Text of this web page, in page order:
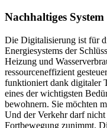
Nachhaltiges
Die Digitalisierung ist für
Energiesystems der
Heizung und
ressourceneffizient
funktioniert dank digitaler
eines der wichtigsten
bewohnern. Sie möchten
Und der Verkehr darf
Fortbewegung zunimmt.